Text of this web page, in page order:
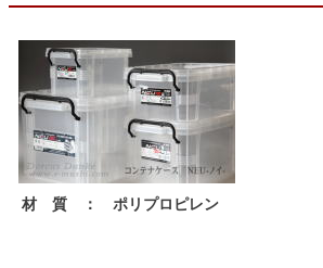
材 質 ： ポリプロピレン